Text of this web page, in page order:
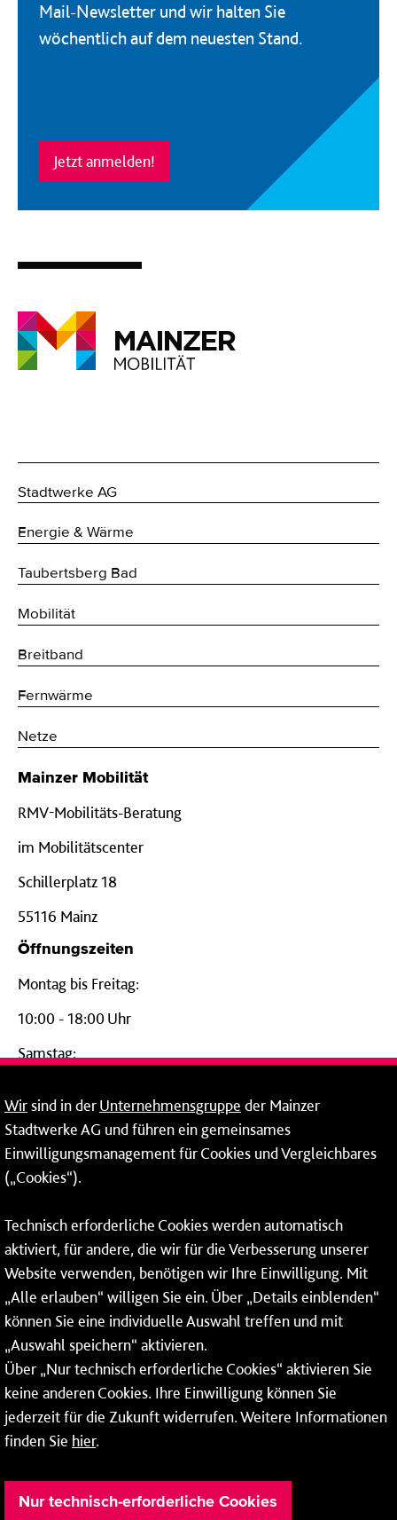
Mail-Newsletter und wir halten Sie
wöchentlich auf dem neuesten Stand.
Jetzt anmelden!
Stadtwerke AG
Energie & Wärme
Taubertsberg Bad
Mobilität
Breitband
Fernwärme
Netze
Mainzer Mobilität
RMV-Mobilitäts-Beratung
im Mobilitätscenter
Schillerplatz 18
55116 Mainz
Öffnungszeiten
Montag bis Freitag:
10:00 - 18:00 Uhr
Samstag:
24-Stunden-Telefon*
06131 – 12 77 77
Fax: 06131 – 12 66 66
* Montags bis freitags bis 7 und ab 18 Uhr sowie an
Wochenenden und Feiertagen ganztags werden Ihre
Anrufe je nach Themenauswahl an ein Callcenter des
RMV oder von nextbike weitergeleitet. Dort erhalten Sie
ausschließlich Auskünfte zum Fahrplan bzw. zu
meinRad.
Wirsind in derUnternehmensgruppe der Mainzer
Stadtwerke AG und führen ein gemeinsames
Einwilligungsmanagement für Cookies und Vergleichbares
(„Cookies“).
Technisch erforderliche Cookies werden automatisch
aktiviert, für andere, die wir für die Verbesserung unserer
Website verwenden, benötigen wir Ihre Einwilligung. Mit
„Alle erlauben“ willigen Sie ein. Über „Details einblenden“
können Sie eine individuelle Auswahl treffen und mit
„Auswahl speichern“ aktivieren.
Über „Nur technisch erforderliche Cookies“ aktivieren Sie
keine anderen Cookies. Ihre Einwilligung können Sie
jederzeit für die Zukunft widerrufen. Weitere Informationen
finden Sie hier.
Nur technisch-erforderliche Cookies